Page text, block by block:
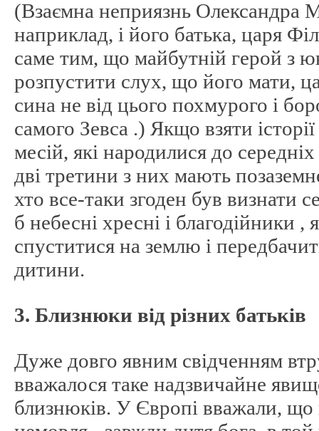
(Взаємна неприязнь Олександра
наприклад, і його батька, царя
саме тим, що майбутній герой з
розпустити слух, що його мати,
сина не від цього похмурого і
самого Зевса .) Якщо взяти історії
месій, які народилися до
дві третини з них мають
хто все-таки згоден був визнати
б небесні хресні і благодійники ,
спуститися на землю і
дитини.
3. Близнюки від різних батьків
Дуже довго явним свідченням
вважалося таке надзвичайне
близнюків. У Європі вважали, що